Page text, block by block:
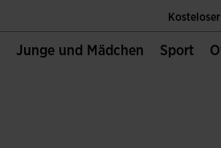
Die Einzige
Junge und Mädchen Sport